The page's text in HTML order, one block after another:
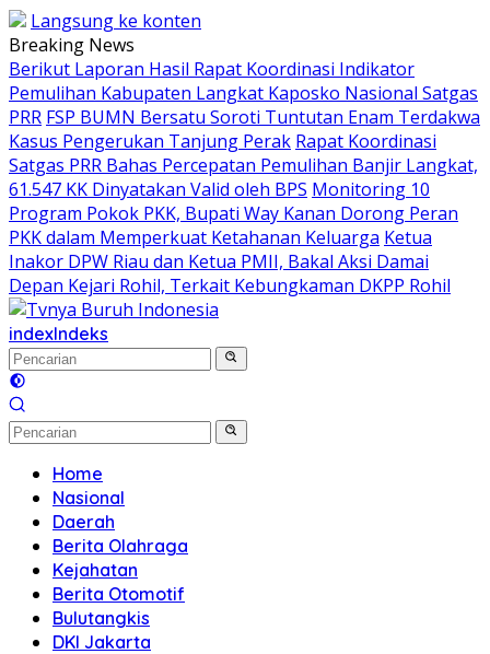
Langsung ke konten
Breaking News
Berikut Laporan Hasil Rapat Koordinasi Indikator
Pemulihan Kabupaten Langkat Kaposko Nasional Satgas
PRR FSP BUMN Bersatu Soroti Tuntutan Enam Terdakwa
Kasus Pengerukan Tanjung Perak Rapat Koordinasi
Satgas PRR Bahas Percepatan Pemulihan Banjir Langkat,
61.547 KK Dinyatakan Valid oleh BPS Monitoring 10
Program Pokok PKK, Bupati Way Kanan Dorong Peran
PKK dalam Memperkuat Ketahanan Keluarga Ketua
Inakor DPW Riau dan Ketua PMII, Bakal Aksi Damai
Depan Kejari Rohil, Terkait Kebungkaman DKPP Rohil
indexIndeks
Home
Nasional
Daerah
Berita Olahraga
Kejahatan
Berita Otomotif
Bulutangkis
DKI Jakarta